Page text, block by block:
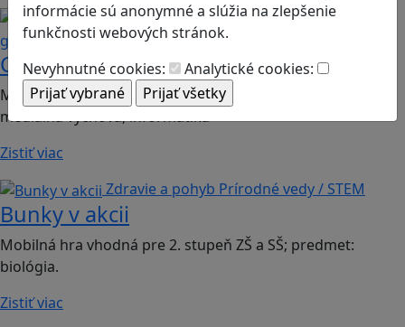
informácie sú anonymné a slúžia na zlepšenie
funkčnosti webových stránok.
Nevyhnutné cookies:
Analytické cookies:
Kritické myslenieMediálna
gramotnosť
Chicken Intelligence Agency
Mobilná hra vhodná pre 2. stupeň ZŠ a SŠ; predmety:
mediálna výchova, informatika
Zistiť viac
Zdravie a pohyb Prírodné vedy / STEM
Bunky v akcii
Mobilná hra vhodná pre 2. stupeň ZŠ a SŠ; predmet:
biológia.
Zistiť viac